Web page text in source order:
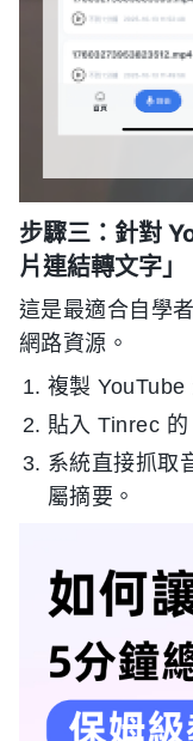
步驟三：針對
片連結轉文字」
這是最適合自學
網路資源。
複製 YouTube
貼入 Tinrec 的
系統直接抓取
屬摘要。